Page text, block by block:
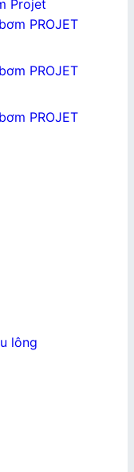
Projet
PROJET
PROJET
PROJET
lông